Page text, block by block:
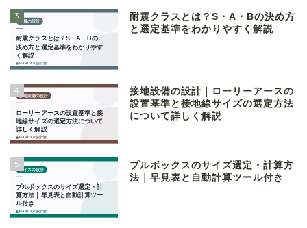
3
耐震クラスとは？S・A・Bの決め方
と選定基準をわかりやすく解説
4
接地設備の設計｜ローリーアースの
設置基準と接地線サイズの選定方法
について詳しく解説
5
プルボックスのサイズ選定・計算方
法｜早見表と自動計算ツール付き